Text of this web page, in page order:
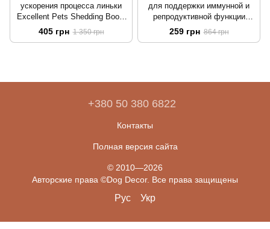
ускорения процесса линьки
Excellent Pets Shedding Boost
50 мл
405 грн 1 350 грн
для поддержки иммунной и
репродуктивной функции
Excellent Pets Multivitamin 50
259 грн 864 грн
+380 50 380 6822
Контакты
Полная версия сайта
© 2010—2026
Авторские права ©Dog Decor. Все права защищены
Рус Укр